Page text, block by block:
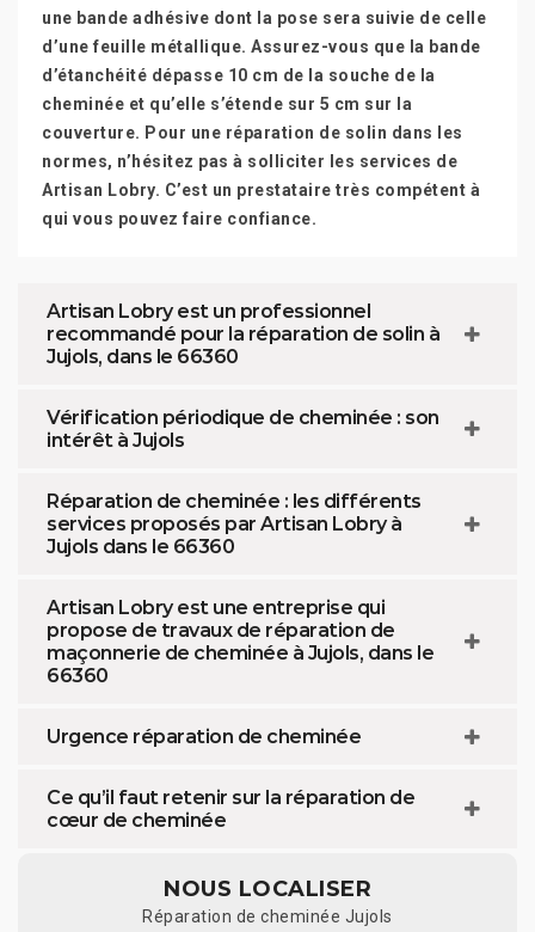
une bande adhésive dont la pose sera suivie de celle
d’une feuille métallique. Assurez-vous que la bande
d’étanchéité dépasse 10 cm de la souche de la
cheminée et qu’elle s’étende sur 5 cm sur la
couverture. Pour une réparation de solin dans les
normes, n’hésitez pas à solliciter les services de
Artisan Lobry. C’est un prestataire très compétent à
qui vous pouvez faire confiance.
Artisan Lobry est un professionnel
recommandé pour la réparation de solin à
Jujols, dans le 66360
Vérification périodique de cheminée : son
intérêt à Jujols
Réparation de cheminée : les différents
services proposés par Artisan Lobry à
Jujols dans le 66360
Artisan Lobry est une entreprise qui
propose de travaux de réparation de
maçonnerie de cheminée à Jujols, dans le
66360
Urgence réparation de cheminée
Ce qu’il faut retenir sur la réparation de
cœur de cheminée
NOUS LOCALISER
Réparation de cheminée Jujols